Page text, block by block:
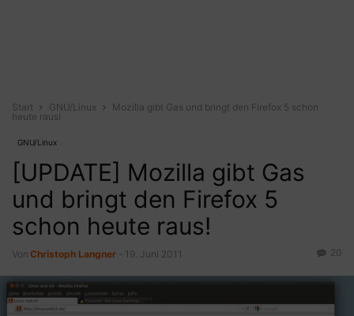
Start GNU/Linux
Mozilla gibt Gas und bringt den Firefox 5 schon
heute raus!
GNU/Linux
[UPDATE] Mozilla gibt Gas
und bringt den Firefox 5
schon heute raus!
Von Christoph Langner 19. Juni 2011 20